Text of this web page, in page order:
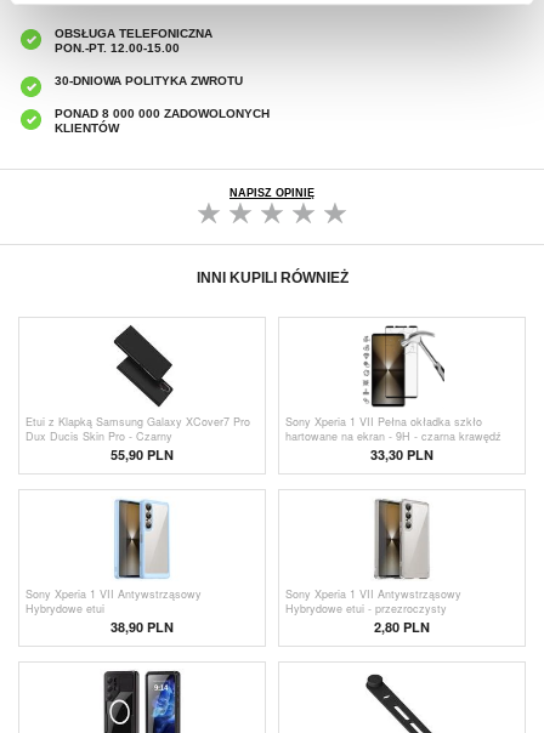
OBSŁUGA TELEFONICZNA
PON.-PT. 12.00-15.00
30-DNIOWA POLITYKA ZWROTU
PONAD 8 000 000 ZADOWOLONYCH
KLIENTÓW
NAPISZ OPINIĘ
INNI KUPILI RÓWNIEŻ
Etui z Klapką Samsung Galaxy XCover7 Pro
Dux Ducis Skin Pro - Czarny
55,90 PLN
Sony Xperia 1 VII Pełna okładka szkło
hartowane na ekran - 9H - czarna krawędź
33,30 PLN
Sony Xperia 1 VII Antywstrząsowy
Hybrydowe etui
38,90 PLN
Sony Xperia 1 VII Antywstrząsowy
Hybrydowe etui - przezroczysty
2,80 PLN